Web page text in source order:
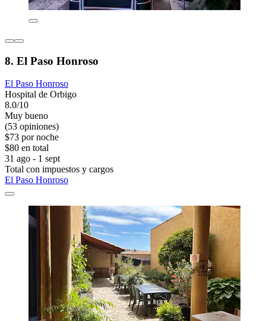
8. El Paso Honroso
El Paso Honroso
Hospital de Orbigo
8.0/10
Muy bueno
(53 opiniones)
$73 por noche
$80 en total
31 ago - 1 sept
Total con impuestos y cargos
El Paso Honroso